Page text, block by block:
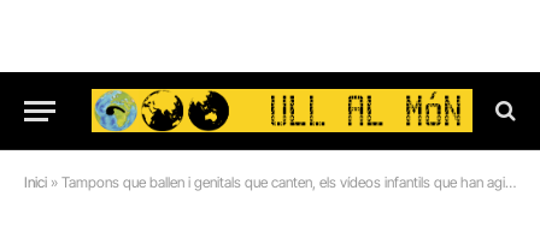
Inici » Tampons que ballen i genitals que canten, els vídeos infantils que han agitat Suècia